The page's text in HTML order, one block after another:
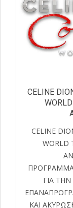
CELINE
CELINE
ΓΙΑ
ΚΑΙ